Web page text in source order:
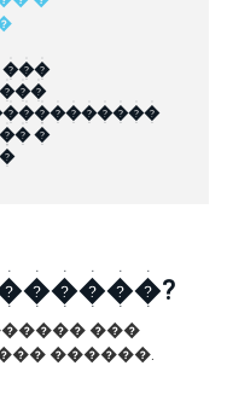
���
�
���
������.